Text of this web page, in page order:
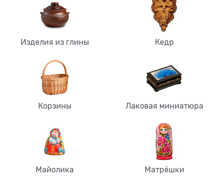
Изделия из глины Кедр
Корзины Лаковая миниатюра
Майолика Матрёшки